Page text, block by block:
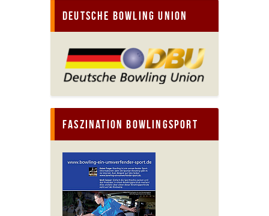
Deutsche Bowling Union
Faszination Bowlingsport